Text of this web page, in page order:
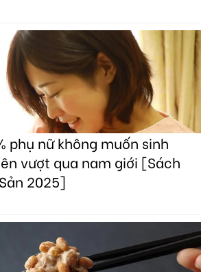
phụ nữ không muốn sinh
vượt qua nam giới [Sách
2025]